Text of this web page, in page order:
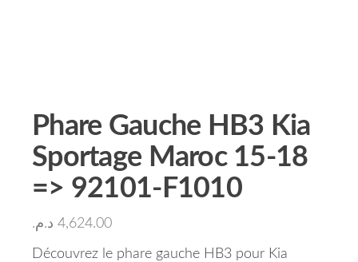
Phare Gauche HB3 Kia
Sportage Maroc 15-18
=> 92101-F1010
4,624.00 د.م.
Découvrez le phare gauche HB3 pour Kia